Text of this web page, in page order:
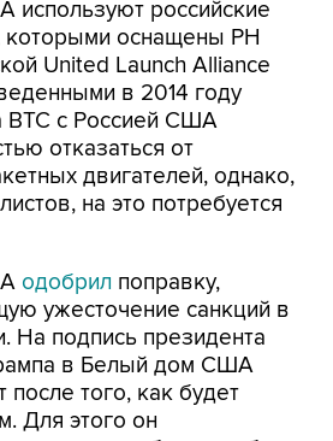
United Launch Allianсе
в 2014 году
ВТС с Россией США
отказаться от
двигателей, однако,
на это потребуется
На подпись президента
в Белый дом США
после того, как будет
Для этого он
также быть одобрен